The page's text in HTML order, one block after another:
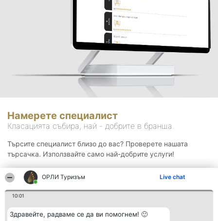
ОРЛИ Туризъм Live chat
10:01
Здравейте, радваме се да ви помогнем! 🙂
Намерете специалист
Класацията събира, най - добрите в бранша.
Търсите специалист близо до вас? Проверете нашата
търсачка. Използвайте само най-добрите услуги!